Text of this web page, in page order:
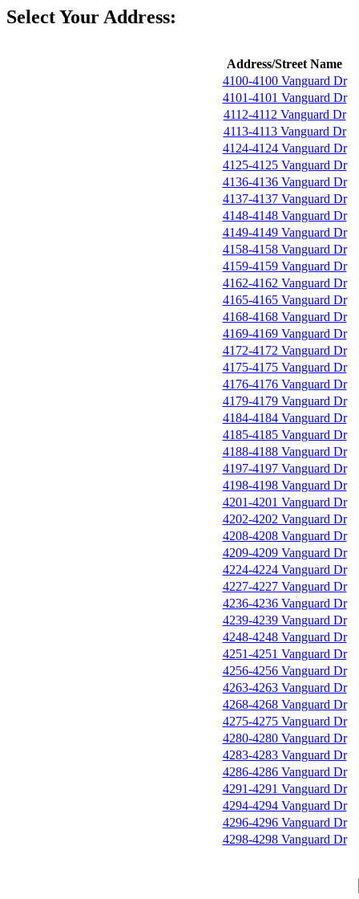
Select Your Address:
Address/Street Name
4100-4100 Vanguard Dr
4101-4101 Vanguard Dr
4112-4112 Vanguard Dr
4113-4113 Vanguard Dr
4124-4124 Vanguard Dr
4125-4125 Vanguard Dr
4136-4136 Vanguard Dr
4137-4137 Vanguard Dr
4148-4148 Vanguard Dr
4149-4149 Vanguard Dr
4158-4158 Vanguard Dr
4159-4159 Vanguard Dr
4162-4162 Vanguard Dr
4165-4165 Vanguard Dr
4168-4168 Vanguard Dr
4169-4169 Vanguard Dr
4172-4172 Vanguard Dr
4175-4175 Vanguard Dr
4176-4176 Vanguard Dr
4179-4179 Vanguard Dr
4184-4184 Vanguard Dr
4185-4185 Vanguard Dr
4188-4188 Vanguard Dr
4197-4197 Vanguard Dr
4198-4198 Vanguard Dr
4201-4201 Vanguard Dr
4202-4202 Vanguard Dr
4208-4208 Vanguard Dr
4209-4209 Vanguard Dr
4224-4224 Vanguard Dr
4227-4227 Vanguard Dr
4236-4236 Vanguard Dr
4239-4239 Vanguard Dr
4248-4248 Vanguard Dr
4251-4251 Vanguard Dr
4256-4256 Vanguard Dr
4263-4263 Vanguard Dr
4268-4268 Vanguard Dr
4275-4275 Vanguard Dr
4280-4280 Vanguard Dr
4283-4283 Vanguard Dr
4286-4286 Vanguard Dr
4291-4291 Vanguard Dr
4294-4294 Vanguard Dr
4296-4296 Vanguard Dr
4298-4298 Vanguard Dr